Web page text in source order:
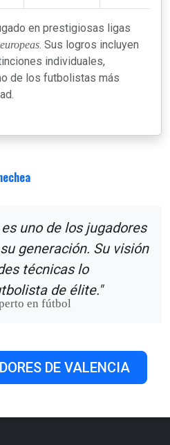
en prestigiosas ligas
. Sus logros incluyen
individuales,
de los futbolistas más
uno de los jugadores
generación. Su visión
técnicas lo
de élite."
en fútbol
DE VALENCIA